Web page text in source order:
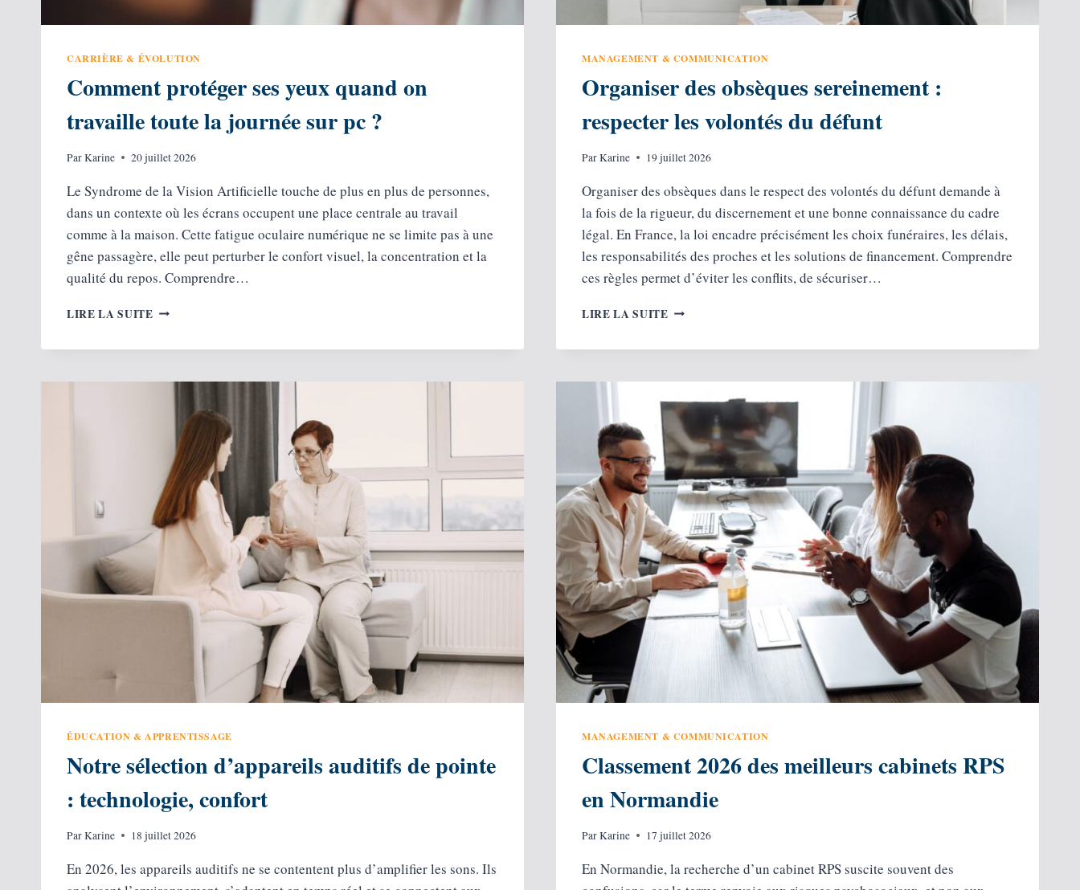
CARRIÈRE & ÉVOLUTION
Comment protéger ses yeux quand on
travaille toute la journée sur pc ?
ParKarine 20 juillet 2026
Le Syndrome de la Vision Artificielle touche de plus en plus de personnes,
dans un contexte où les écrans occupent une place centrale au travail
comme à la maison. Cette fatigue oculaire numérique ne se limite pas à une
gêne passagère, elle peut perturber le confort visuel, la concentration et la
qualité du repos. Comprendre…
LIRE LA SUITE COMMENT
TRAVAILLE
TOUTE
JOURNÉE
SUR
PC
?
MANAGEMENT & COMMUNICATION
Organiser des obsèques sereinement :
respecter les volontés du défunt
ParKarine 19 juillet 2026
Organiser des obsèques dans le respect des volontés du défunt demande à
la fois de la rigueur, du discernement et une bonne connaissance du cadre
légal. En France, la loi encadre précisément les choix funéraires, les délais,
les responsabilités des proches et les solutions de financement. Comprendre
ces règles permet d’éviter les conflits, de sécuriser…
LIRE LA SUITE ORGANISER
LES
VOLONTÉS
DU
DÉFUNT
ÉDUCATION & APPRENTISSAGE
Notre sélection d’appareils auditifs de pointe
: technologie, confort
ParKarine 18 juillet 2026
En 2026, les appareils auditifs ne se contentent plus d’amplifier les sons. Ils
MANAGEMENT & COMMUNICATION
Classement 2026 des meilleurs cabinets RPS
en Normandie
ParKarine 17 juillet 2026
En Normandie, la recherche d’un cabinet RPS suscite souvent des